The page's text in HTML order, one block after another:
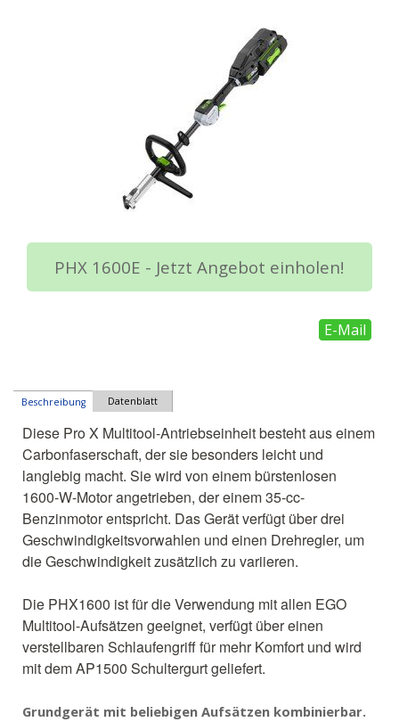
PHX 1600E - Jetzt Angebot einholen!
E-Mail
Beschreibung Datenblatt
Diese Pro X Multitool-Antriebseinheit besteht aus einem
Carbonfaserschaft, der sie besonders leicht und
langlebig macht. Sie wird von einem bürstenlosen
1600-W-Motor angetrieben, der einem 35-cc-
Benzinmotor entspricht. Das Gerät verfügt über drei
Geschwindigkeitsvorwahlen und einen Drehregler, um
die Geschwindigkeit zusätzlich zu variieren.
Die PHX1600 ist für die Verwendung mit allen EGO
Multitool-Aufsätzen geeignet, verfügt über einen
verstellbaren Schlaufengriff für mehr Komfort und wird
mit dem AP1500 Schultergurt geliefert.
Grundgerät mit beliebigen Aufsätzen kombinierbar.